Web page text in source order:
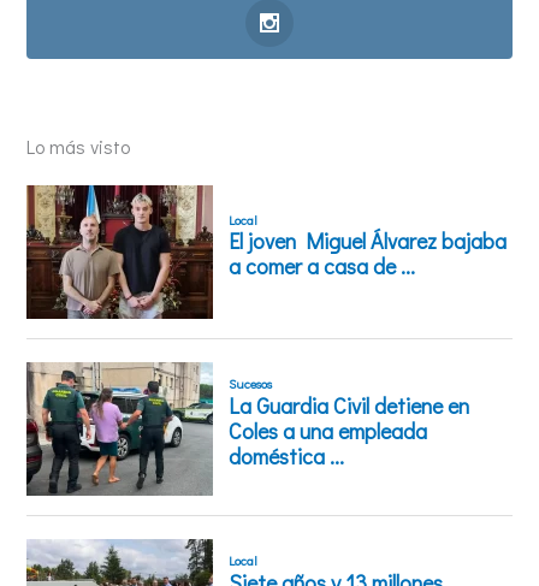
Lo más visto